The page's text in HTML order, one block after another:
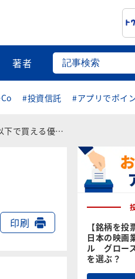
著者
#投資信託 #アプリでポイ
える優待10選
メールで送る
印刷
【銘柄を
日本の映画
ル グロー
を選ぶ？